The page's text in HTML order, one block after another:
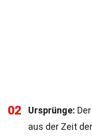
02 Ursprünge:
aus der Zeit